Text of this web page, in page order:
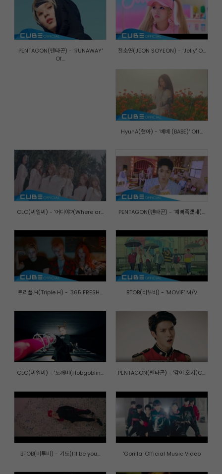
PENTAGON(펜타곤) - 'RUNAWAY'
Of...
전소연(JEON SOYEON) - 'Jelly' O...
HyunA(현아) - '베베 (BABE)' Off...
CLC(씨엘씨) - '어디야?(Where ar... PENTAGON(펜타곤) - '예뻐죽겠네(...
트리플 H(Triple H) - '365 FRESH... BTOB(비투비) - 'MOVIE' M/V
CLC(씨엘씨) - '도깨비(Hobgoblin... PENTAGON(펜타곤) - '감이 오지(C...
BTOB(비투비) - 기도(I'll be you... 'Gorilla' Official Music Video